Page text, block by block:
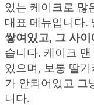
있는 케이크로 많
대표 메뉴입니다.
쌓여있고, 그 사
습니다. 케이크
있으며, 보통 딸
가 안되어있고 그
니다.